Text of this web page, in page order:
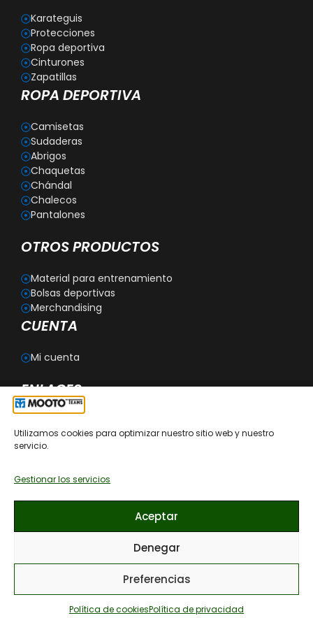
Utilizamos cookies para optimizar nuestro sitio web y nuestro
servicio.
Gestionar los servicios
Aceptar
Denegar
Preferencias
Política de cookiesPolítica de privacidad
Karateguis
Protecciones
Ropa deportiva
Cinturones
Zapatillas
ROPA DEPORTIVA
Camisetas
Sudaderas
Abrigos
Chaquetas
Chándal
Chalecos
Pantalones
OTROS PRODUCTOS
Material para entrenamiento
Bolsas deportivas
Merchandising
CUENTA
Mi cuenta
ENLACES
Personalización
Aviso legal
Política de cookies
Condiciones generales de contratación
Recomendaciones de cómo lavar las prendas
© 2026 MOOTO ESPAÑA, todos los derechos reservados. · Diseño
web por AMDSEO